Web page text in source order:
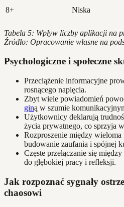
8+
Niska
Tabela 5: Wpływ liczby aplikacji na
Źródło: Opracowanie własne na
Psychologiczne i społeczne
Przeciążenie informacyjne
rosnącego napięcia.
Zbyt wiele powiadomień
giną w szumie
Użytkownicy deklarują
życia prywatnego, co sprzyja
Rozproszenie między
budowanie zaufania i spójnej
Częste przełączanie się
do głębokiej pracy i refleksji.
Jak rozpoznać sygnały
chaosowi